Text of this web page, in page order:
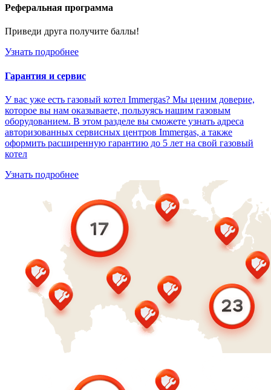
Реферальная программа
Приведи друга получите баллы!
Узнать подробнее
Гарантия и сервис
У вас уже есть газовый котел Immergas? Мы ценим доверие,
которое вы нам оказываете, пользуясь нашим газовым
оборудованием. В этом разделе вы сможете узнать адреса
авторизованных сервисных центров Immergas, а также
оформить расширенную гарантию до 5 лет на свой газовый
котел
Узнать подробнее